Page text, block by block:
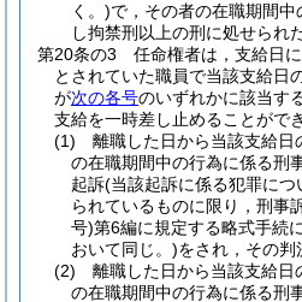
く。)で，その者の在職期間
し拘禁刑以上の刑に処せられ
第20条の3
任命権者は，支給日
とされていた職員で当該支給日
が次の各号のいずれかに該当す
支給を一時差し止めることができ
(1)
離職した日から当該支給
の在職期間中の行為に係る刑
起訴(当該起訴に係る犯罪に
られているものに限り，刑事
号)第6編に規定する略式手続
おいて同じ。)をされ，その判
(2)
離職した日から当該支給
の在職期間中の行為に係る刑